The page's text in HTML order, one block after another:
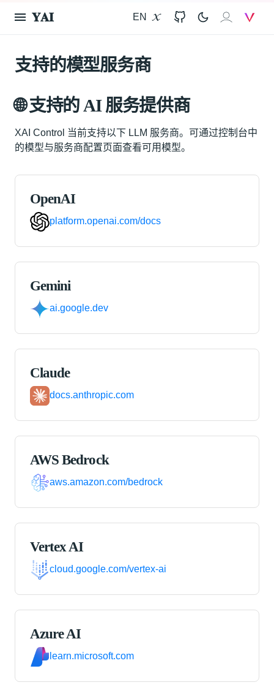
𝐘𝐀𝐈 EN GitHub 𝐗𝐀𝐈
支持的模型服务商
🌐 支持的 AI 服务提供商
XAI Control 当前支持以下 LLM 服务商。可通过控制台中
的模型与服务商配置页面查看可用模型。
OpenAI
platform.openai.com/docs
Gemini
ai.google.dev
Claude
docs.anthropic.com
AWS Bedrock
aws.amazon.com/bedrock
Vertex AI
cloud.google.com/vertex-ai
Azure AI
learn.microsoft.com